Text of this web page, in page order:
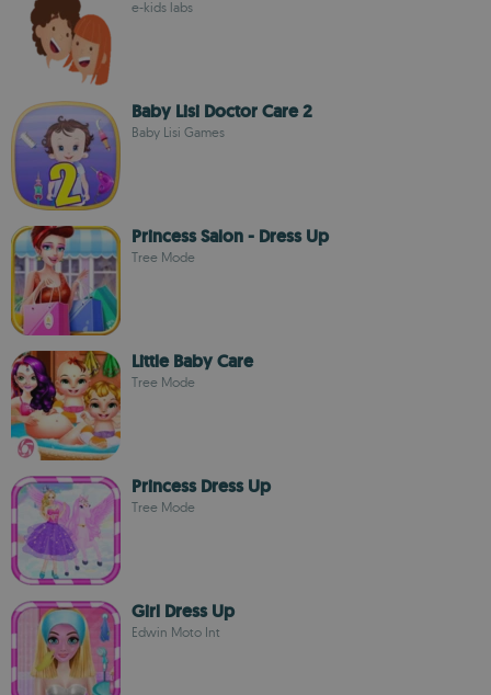
e-kids labs
Baby Lisi Doctor Care 2
Baby Lisi Games
Princess Salon - Dress Up
Tree Mode
Little Baby Care
Tree Mode
Princess Dress Up
Tree Mode
Girl Dress Up
Edwin Moto Int